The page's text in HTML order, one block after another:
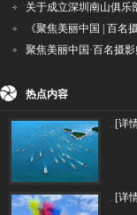
关于成立深圳南山俱乐
热点内容
..[详
..[详